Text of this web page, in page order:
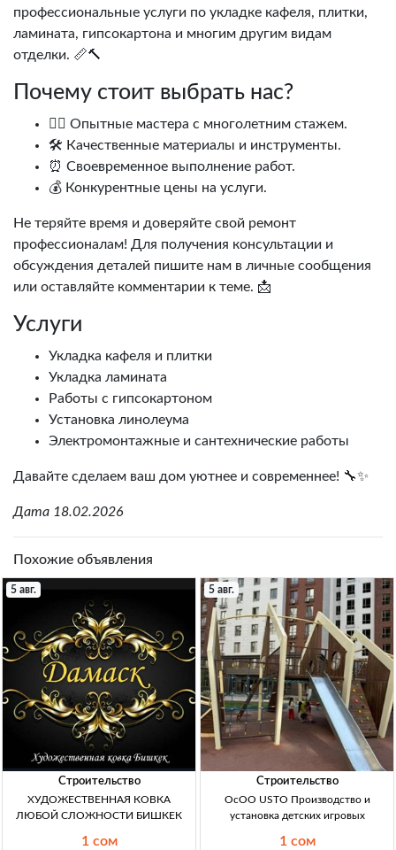
профессиональные услуги по укладке кафеля, плитки,
ламината, гипсокартона и многим другим видам
отделки. 📏🔨
Почему стоит выбрать нас?
👷‍♂️ Опытные мастера с многолетним стажем.
🛠️ Качественные материалы и инструменты.
⏰ Своевременное выполнение работ.
💰 Конкурентные цены на услуги.
Не теряйте время и доверяйте свой ремонт
профессионалам! Для получения консультации и
обсуждения деталей пишите нам в личные сообщения
или оставляйте комментарии к теме. 📩
Услуги
Укладка кафеля и плитки
Укладка ламината
Работы с гипсокартоном
Установка линолеума
Электромонтажные и сантехнические работы
Давайте сделаем ваш дом уютнее и современнее! 🔧✨
Дата 18.02.2026
Похожие объявления
5 авг.
Строительство
ХУДОЖЕСТВЕННАЯ КОВКА
ЛЮБОЙ СЛОЖНОСТИ БИШКЕК
1 сом
5 авг.
Строительство
ОсОО USTO Производство и
установка детских игровых
1 сом